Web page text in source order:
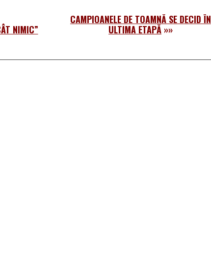
NIMIC”
CAMPIOANELE DE TOAMNĂ SE DECID ÎN
ULTIMA ETAPĂ »»